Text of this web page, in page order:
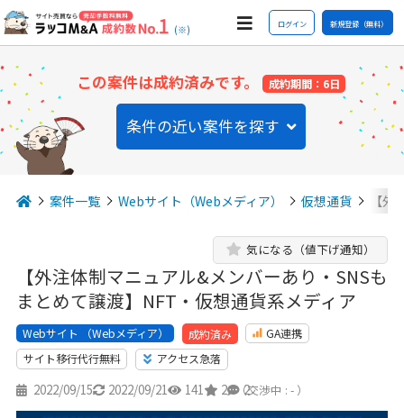
(※) ログイン 新規登録（無料）
この案件は成約済みです。 成約期間：6日
条件の近い案件を探す
案件一覧 Webサイト（Webメディア） 仮想通貨 【
【外注体制マニュアル&メンバーあり・SNSも
まとめて譲渡】NFT・仮想通貨系メディア
気になる（値下げ通知）
Webサイト （Webメディア） 成約済み
GA連携
サイト移行代行無料
アクセス急落
2022/09/15 2022/09/21 141 2 2
（交渉中 : - ）